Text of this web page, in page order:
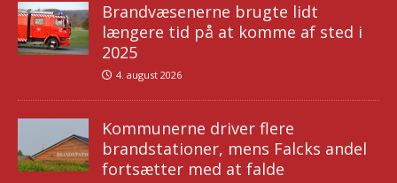
Brandvæsenerne brugte lidt
længere tid på at komme af sted i
2025
4. august 2026
Kommunerne driver flere
brandstationer, mens Falcks andel
fortsætter med at falde